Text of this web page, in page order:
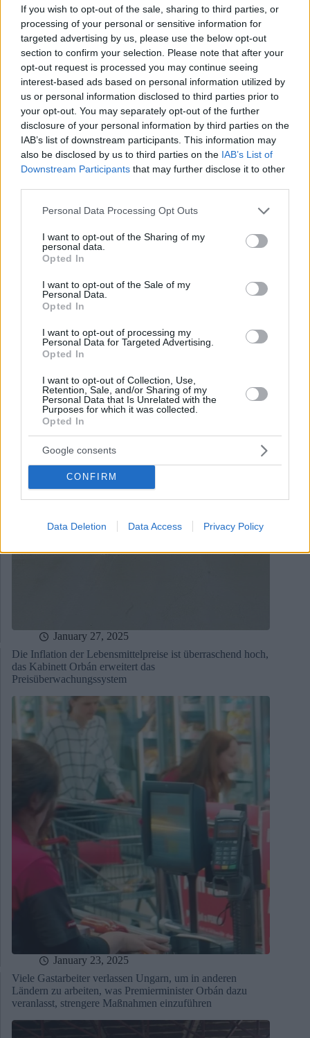
If you wish to opt-out of the sale, sharing to third parties, or
processing of your personal or sensitive information for
targeted advertising by us, please use the below opt-out
section to confirm your selection. Please note that after your
opt-out request is processed you may continue seeing
interest-based ads based on personal information utilized by
us or personal information disclosed to third parties prior to
your opt-out. You may separately opt-out of the further
disclosure of your personal information by third parties on the
IAB’s list of downstream participants. This information may
also be disclosed by us to third parties on the IAB’s List of
Downstream Participants that may further disclose it to other
Please note that this website/app uses one or more Google
not limited to your visit or usage behaviour. You may click to
grant or deny consent to Google and its third-party tags to
use your data for below specified purposes in below Google
consent section.
Personal Data Processing Opt Outs
I want to opt-out of the Sharing of my
personal data.
Opted In
I want to opt-out of the Sale of my
Personal Data.
Opted In
I want to opt-out of processing my
Personal Data for Targeted Advertising.
Opted In
I want to opt-out of Collection, Use,
Retention, Sale, and/or Sharing of my
Personal Data that Is Unrelated with the
Purposes for which it was collected.
Opted In
Google consents
CONFIRM
Data Deletion Data Access Privacy Policy
Premierminister Orbán legt den Standpunkt Ungarns zur
Euro-Einführung dar
January 27, 2025
Neue staatliche Maßnahmen zur Förderung von KMU: 10
Mio. € Einstellungsfonds und erfolgreiches
Investitionsförderungsprogramm
January 27, 2025
Die Inflation der Lebensmittelpreise ist überraschend hoch,
das Kabinett Orbán erweitert das
Preisüberwachungssystem
January 23, 2025
Viele Gastarbeiter verlassen Ungarn, um in anderen
Ländern zu arbeiten, was Premierminister Orbán dazu
veranlasst, strengere Maßnahmen einzuführen